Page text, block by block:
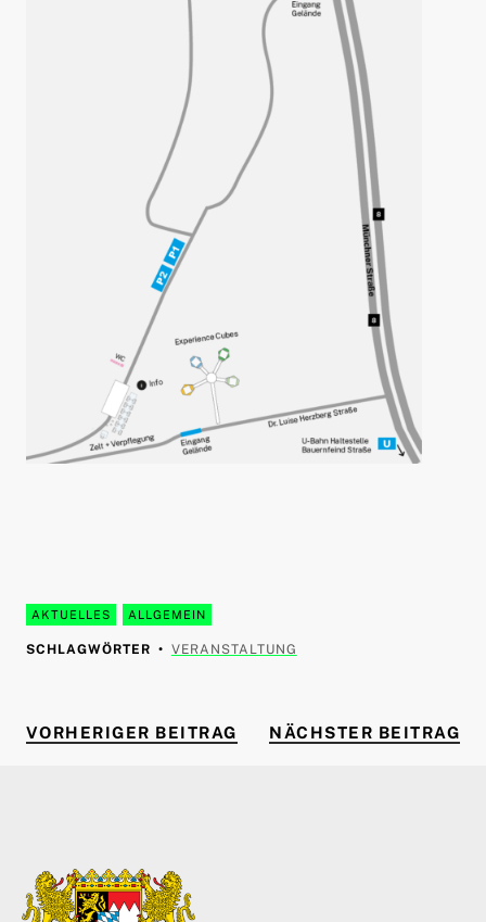
AKTUELLES ALLGEMEIN
SCHLAGWÖRTER VERANSTALTUNG
Beitragsnavigation
VORHERIGER BEITRAG VORHERIGER BEITRAG
NÄCHSTER BEITRAG